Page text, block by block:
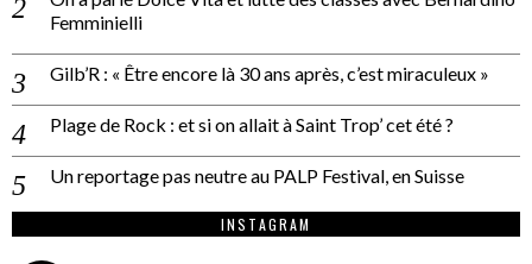
Femminielli
Gilb’R : « Être encore là 30 ans après, c’est miraculeux »
Plage de Rock : et si on allait à Saint Trop’ cet été ?
Un reportage pas neutre au PALP Festival, en Suisse
INSTAGRAM